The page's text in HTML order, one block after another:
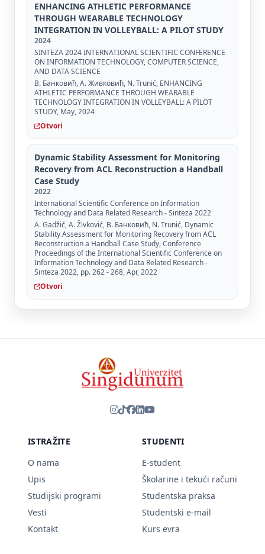
ENHANCING ATHLETIC PERFORMANCE
THROUGH WEARABLE TECHNOLOGY
INTEGRATION IN VOLLEYBALL: A PILOT STUDY
2024
SINTEZA 2024 INTERNATIONAL SCIENTIFIC CONFERENCE
ON INFORMATION TECHNOLOGY, COMPUTER SCIENCE,
AND DATA SCIENCE
В. Банковић, А. Живковић, N. Trunić, ENHANCING
ATHLETIC PERFORMANCE THROUGH WEARABLE
TECHNOLOGY INTEGRATION IN VOLLEYBALL: A PILOT
STUDY, May, 2024
Otvori
Dynamic Stability Assessment for Monitoring
Recovery from ACL Reconstruction a Handball
Case Study
2022
International Scientific Conference on Information
Technology and Data Related Research - Sinteza 2022
A. Gadžić, A. Živković, В. Банковић, N. Trunić, Dynamic
Stability Assessment for Monitoring Recovery from ACL
Reconstruction a Handball Case Study, Conference
Proceedings of the International Scientific Conference on
Information Technology and Data Related Research -
Sinteza 2022, pp. 262 - 268, Apr, 2022
Otvori
ISTRAŽITE
O nama
Upis
Studijski programi
Vesti
Kontakt
STUDENTI
E-student
Školarine i tekući računi
Studentska praksa
Studentski e-mail
Kurs evra